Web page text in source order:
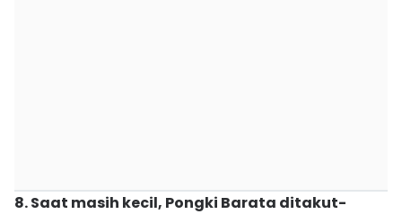
8. Saat masih kecil, Pongki Barata ditakut-